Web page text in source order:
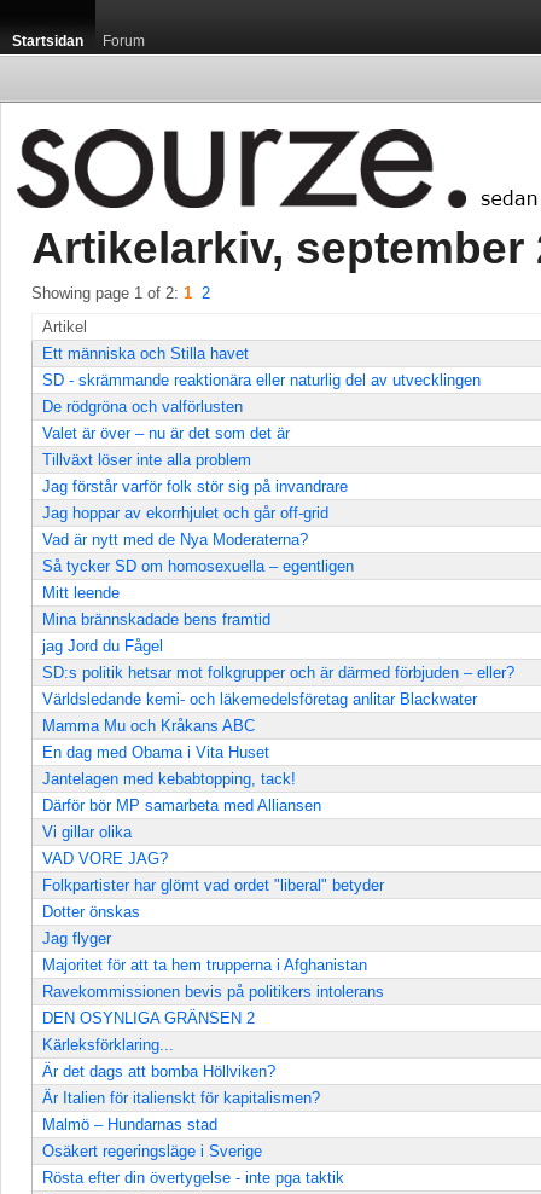
Startsidan Forum
Artikelarkiv, september
Showing page 1 of 2: 1 2
Artikel
Ett människa och Stilla havet
SD - skrämmande reaktionära eller naturlig del av utvecklingen
De rödgröna och valförlusten
Valet är över – nu är det som det är
Tillväxt löser inte alla problem
Jag förstår varför folk stör sig på invandrare
Jag hoppar av ekorrhjulet och går off-grid
Vad är nytt med de Nya Moderaterna?
Så tycker SD om homosexuella – egentligen
Mitt leende
Mina brännskadade bens framtid
jag Jord du Fågel
SD:s politik hetsar mot folkgrupper och är därmed förbjuden – eller?
Världsledande kemi- och läkemedelsföretag anlitar Blackwater
Mamma Mu och Kråkans ABC
En dag med Obama i Vita Huset
Jantelagen med kebabtopping, tack!
Därför bör MP samarbeta med Alliansen
Vi gillar olika
VAD VORE JAG?
Folkpartister har glömt vad ordet "liberal" betyder
Dotter önskas
Jag flyger
Majoritet för att ta hem trupperna i Afghanistan
Ravekommissionen bevis på politikers intolerans
DEN OSYNLIGA GRÄNSEN 2
Kärleksförklaring...
Är det dags att bomba Höllviken?
Är Italien för italienskt för kapitalismen?
Malmö – Hundarnas stad
Osäkert regeringsläge i Sverige
Rösta efter din övertygelse - inte pga taktik